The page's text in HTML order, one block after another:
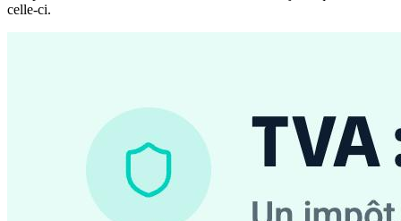
celle-ci.